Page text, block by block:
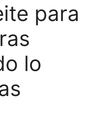
para
lo